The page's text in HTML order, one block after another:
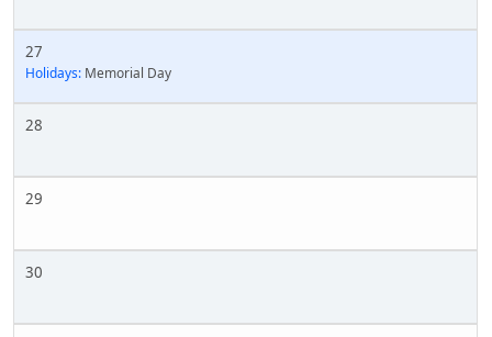
27
Holidays: Memorial Day
28
29
30